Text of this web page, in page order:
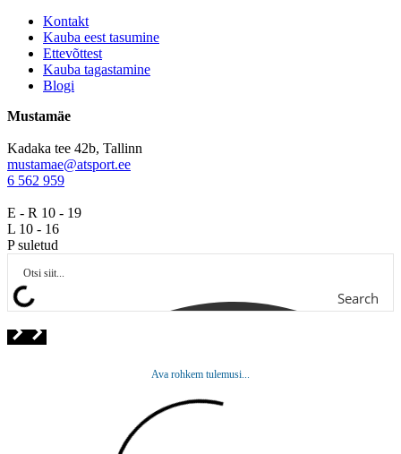
Kontakt
Kauba eest tasumine
Ettevõttest
Kauba tagastamine
Blogi
Mustamäe
Kadaka tee 42b, Tallinn
mustamae@atsport.ee
6 562 959
E - R 10 - 19
L 10 - 16
P suletud
Search
Ava rohkem tulemusi...